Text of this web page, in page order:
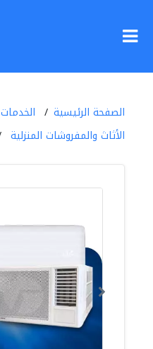
الصفحة الرئيسية
الخدمات
الأثاث والمفروشات المنزلية